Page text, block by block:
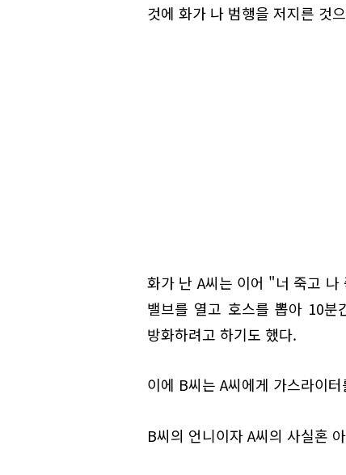
것에 화가 나 범행을 저지른 것
화가 난 A씨는 이어 "너 죽고
밸브를 열고 호스를 뽑아 10
방화하려고 하기도 했다.
이에 B씨는 A씨에게 가스라이
B씨의 언니이자 A씨의 사실혼